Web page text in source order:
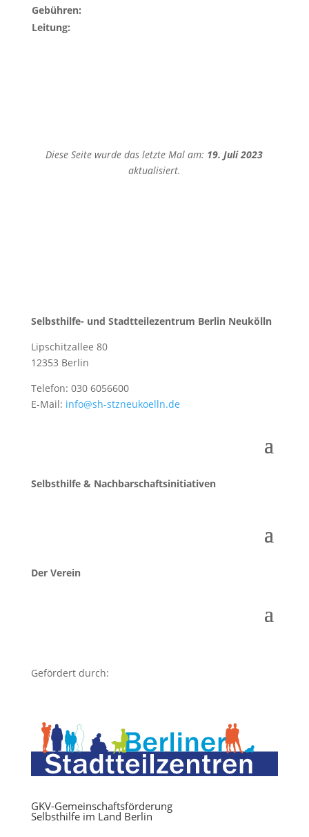
Gebühren:
Leitung:
Diese Seite wurde das letzte Mal am: 19. Juli 2023
aktualisiert.
Selbsthilfe- und Stadtteilezentrum Berlin Neukölln
Lipschitzallee 80
12353 Berlin
Telefon: 030 6056600
E-Mail: info@sh-stzneukoelln.de
Selbsthilfe & Nachbarschaftsinitiativen
Der Verein
Gefördert durch:
GKV-Gemeinschaftsförderung
Selbsthilfe im Land Berlin